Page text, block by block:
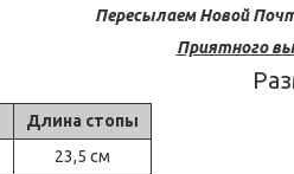
Пересылаем Новой
Приятного
Длина стопы
23,5 см